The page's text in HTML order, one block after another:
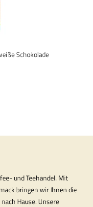
Schokolade
und Teehandel. Mit
bringen wir Ihnen die
Hause. Unsere